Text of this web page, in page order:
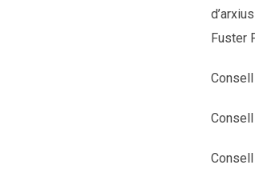
Fuster
Consell